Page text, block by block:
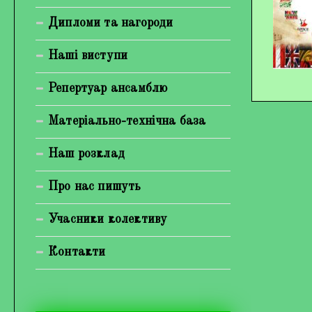
Богуненко Денис Олександрович
Гірієнко Ірина Михайлівна
Відеогалерея
Фотогалерея
Дипломи та нагороди
Наші виступи
Репертуар ансамблю
Матеріально-технічна база
Наш розклад
Про нас пишуть
Учасники колективу
Контакти